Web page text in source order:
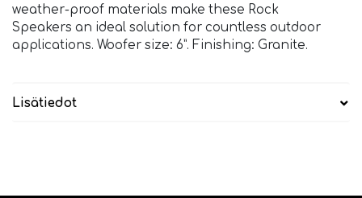
weather-proof materials make these Rock
Speakers an ideal solution for countless outdoor
applications. Woofer size: 6”. Finishing: Granite.
Lisätiedot